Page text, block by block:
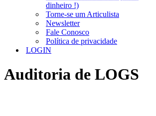
dinheiro !)
Torne-se um Articulista
Newsletter
Fale Conosco
Política de privacidade
LOGIN
Auditoria de LOGS